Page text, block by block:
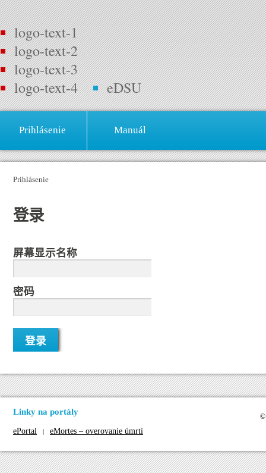
logo-text-1
logo-text-2
logo-text-3
logo-text-4
eDSU
Prihlásenie Manuál
Prihlásenie
登录
屏幕显示名称
密码
Linky na portály
ePortal | eMortes – overovanie úmrtí
©